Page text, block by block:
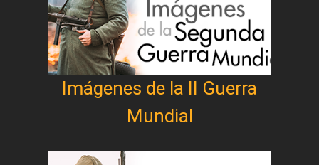
Imágenes de la II Guerra
Mundial